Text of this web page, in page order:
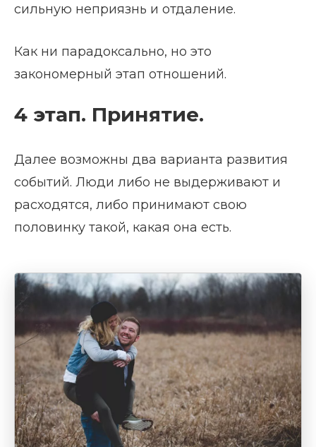
сильную неприязнь и отдаление.
Как ни парадоксально, но это
закономерный этап отношений.
4 этап. Принятие.
Далее возможны два варианта развития
событий. Люди либо не выдерживают и
расходятся, либо принимают свою
половинку такой, какая она есть.